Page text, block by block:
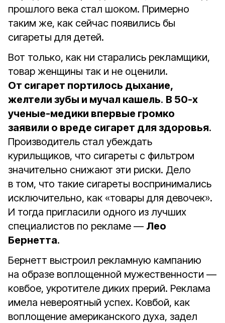
прошлого века стал шоком. Примерно
таким же, как сейчас появились бы
сигареты для детей.
Вот только, как ни старались рекламщики,
товар женщины так и не оценили.
От сигарет портилось дыхание,
желтели зубы и мучал кашель. В 50-х
ученые-медики впервые громко
заявили о вреде сигарет для здоровья.
Производитель стал убеждать
курильщиков, что сигареты с фильтром
значительно снижают эти риски. Дело
в том, что такие сигареты воспринимались
исключительно, как «товары для девочек».
И тогда пригласили одного из лучших
специалистов по рекламе — Лео
Бернетта.
Бернетт выстроил рекламную кампанию
на образе воплощенной мужественности —
ковбое, укротителе диких прерий. Реклама
имела невероятный успех. Ковбой, как
воплощение американского духа, задел